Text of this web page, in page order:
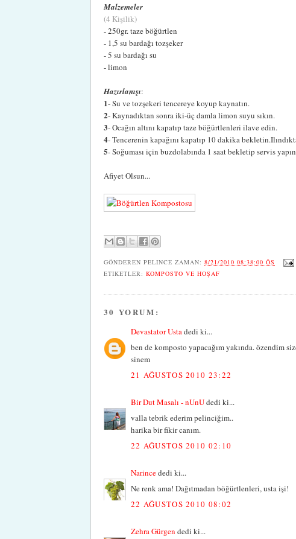
Malzemeler
(4 Kişilik)
- 250gr. taze böğürtlen
- 1,5 su bardağı tozşeker
- 5 su bardağı su
- limon
Hazırlanışı:
1- Su ve tozşekeri tencereye koyup kaynatın.
2- Kaynadıktan sonra iki-üç damla limon suyu sıkın.
3- Ocağın altını kapatıp taze böğürtlenleri ilave edin.
4- Tencerenin kapağını kapatıp 10 dakika
5- Soğuması için buzdolabında 1 saat bekletip servis
Afiyet Olsun...
GÖNDEREN PELINCE ZAMAN:8/21/2010 08:38:00 ÖS
ETIKETLER: KOMPOSTO VE HOŞAF
30 YORUM:
Devastator Usta dedi ki...
ben de komposto yapacağım yakında. özendim
sinem
21 AĞUSTOS 2010 23:22
Bir Dut Masalı - nUnUdedi ki...
valla tebrik ederim pelinciğim..
harika bir fikir canım.
22 AĞUSTOS 2010 02:10
Narincededi ki...
Ne renk ama! Dağıtmadan böğürtlenleri, usta işi!
22 AĞUSTOS 2010 08:02
Zehra Gürgen dedi ki...